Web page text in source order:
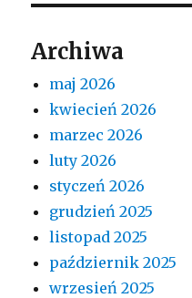
Archiwa
maj 2026
kwiecień 2026
marzec 2026
luty 2026
styczeń 2026
grudzień 2025
listopad 2025
październik 2025
wrzesień 2025